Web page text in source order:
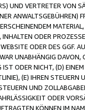
UND VERTRETER VON
ODER
ODER DES GGF.
UNABHÄNGIG
ODER NICHT, (D)
(E) IHREN
UND
ODER
KÖNNEN IM